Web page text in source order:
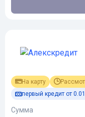
На карту
первый кредит от
Сумма